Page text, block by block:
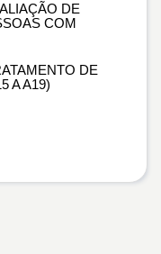
DE
COM
DE
A A19)